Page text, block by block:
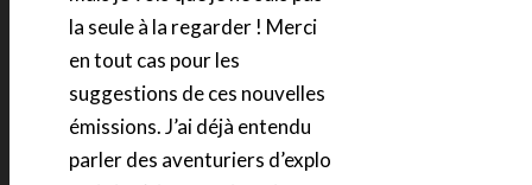
la seule à la regarder ! Merci
en tout cas pour les
suggestions de ces nouvelles
émissions. J’ai déjà entendu
parler des aventuriers d’explo